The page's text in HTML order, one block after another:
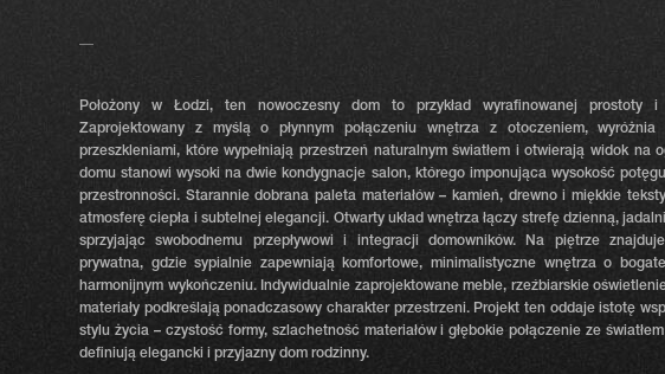
Położony w Łodzi, ten nowoczesny dom to przykład wyrafinowanej prostoty i
Zaprojektowany z myślą o płynnym połączeniu wnętrza z otoczeniem, wyróżnia
przeszkleniami, które wypełniają przestrzeń naturalnym światłem i otwierają widok na
domu stanowi wysoki na dwie kondygnacje salon, którego imponująca wysokość
przestronności. Starannie dobrana paleta materiałów – kamień, drewno i miękkie
atmosferę ciepła i subtelnej elegancji. Otwarty układ wnętrza łączy strefę dzienną,
sprzyjając swobodnemu przepływowi i integracji domowników. Na piętrze
prywatna, gdzie sypialnie zapewniają komfortowe, minimalistyczne wnętrza o
harmonijnym wykończeniu. Indywidualnie zaprojektowane meble, rzeźbiarskie
materiały podkreślają ponadczasowy charakter przestrzeni. Projekt ten oddaje istotę
stylu życia – czystość formy, szlachetność materiałów i głębokie połączenie ze
definiują elegancki i przyjazny dom rodzinny.